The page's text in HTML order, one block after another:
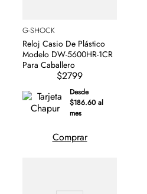
G-SHOCK
Reloj Casio De Plástico
Modelo DW-5600HR-1CR
Para Caballero
$2799
Desde
$186.60 al
mes
Comprar